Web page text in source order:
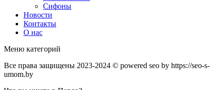
Сифоны
Новости
Контакты
О нас
Меню категорий
Все права защищены 2023-2024 © powered seo by https://seo-s-
umom.by